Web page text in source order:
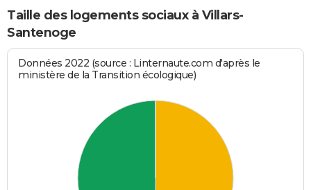
Taille des logements sociaux à Villars-
Santenoge
Données 2022 (source : Linternaute.com d'après le
ministère de la Transition écologique)